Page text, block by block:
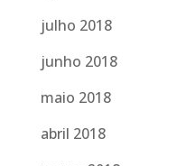
julho 2018
junho 2018
maio 2018
abril 2018